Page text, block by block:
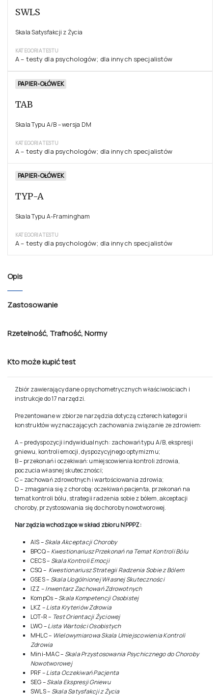
SWLS
Skala Satysfakcji z Życia
KATEGORIA TESTU
A – testy dla psychologów; dla innych specjalistów
PAPIER-OŁÓWEK
TAB
Skala Typu A/B – wersja DM
KATEGORIA TESTU
A – testy dla psychologów; dla innych specjalistów
PAPIER-OŁÓWEK
TYP-A
Skala Typu A-Framingham
KATEGORIA TESTU
A – testy dla psychologów; dla innych specjalistów
Opis
Zastosowanie
Rzetelność, Trafność,Normy
Kto może kupić test
Zbiór zawierający dane o psychometrycznych właściwościach i
instrukcje do 17 narzędzi.
Prezentowane w zbiorze narzędzia dotyczą czterech kategorii
konstruktów wyznaczających zachowania związanie ze zdrowiem:
A – predyspozycji indywidualnych: zachowań typu A/B, ekspresji
gniewu, kontroli emocji, dyspozycyjnego optymizmu;
B – przekonań i oczekiwań: umiejscowienia kontroli zdrowia,
poczucia własnej skuteczności;
C – zachowań zdrowotnych i wartościowania zdrowia;
D – zmagania się z chorobą: oczekiwań pacjenta, przekonań na
temat kontroli bólu, strategii radzenia sobie z bólem, akceptacji
choroby, przystosowania się do choroby nowotworowej.
Narzędzia wchodzące w skład zbioru NPPPZ:
AIS–Skala Akceptacji Choroby
BPCQ– Kwestionariusz Przekonań na Temat Kontroli Bólu
CECS– Skala Kontroli Emocji
CSQ– Kwestionariusz Strategii Radzenia Sobie z Bólem
GSES– Skala Uogólnionej Własnej Skuteczności
IZZ –Inwentarz Zachowań Zdrowotnych
KompOs–Skala Kompetencji Osobistej
LKZ –Lista Kryteriów Zdrowia
LOT-R– Test Orientacji Życiowej
LWO–Lista Wartości Osobistych
MHLC– Wielowymiarowa Skala Umiejscowienia Kontroli
Zdrowia
Mini-MAC– Skala Przystosowania Psychicznego do Choroby
Nowotworowej
PRF–Lista Oczekiwań Pacjenta
SEG–Skala Ekspresji Gniewu
SWLS– Skala Satysfakcji z Życia